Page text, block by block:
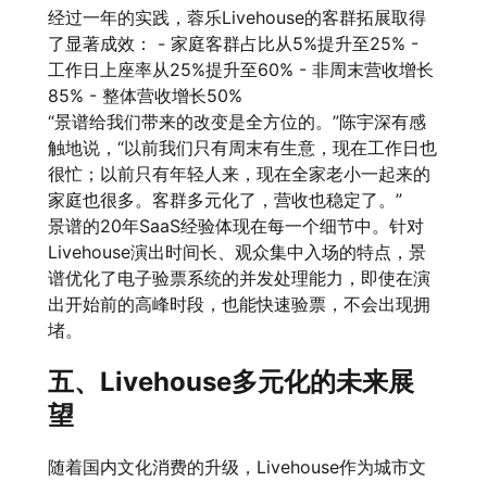
经过一年的实践，蓉乐Livehouse的客群拓展取得
了显著成效： - 家庭客群占比从5%提升至25% -
工作日上座率从25%提升至60% - 非周末营收增长
85% - 整体营收增长50%
“景谱给我们带来的改变是全方位的。”陈宇深有感
触地说，“以前我们只有周末有生意，现在工作日也
很忙；以前只有年轻人来，现在全家老小一起来的
家庭也很多。客群多元化了，营收也稳定了。”
景谱的20年SaaS经验体现在每一个细节中。针对
Livehouse演出时间长、观众集中入场的特点，景
谱优化了电子验票系统的并发处理能力，即使在演
出开始前的高峰时段，也能快速验票，不会出现拥
堵。
五、Livehouse多元化的未来展
望
随着国内文化消费的升级，Livehouse作为城市文